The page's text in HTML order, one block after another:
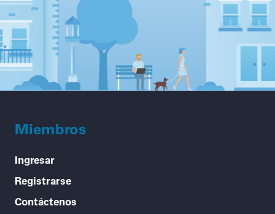
Miembros
Ingresar
Registrarse
Contáctenos